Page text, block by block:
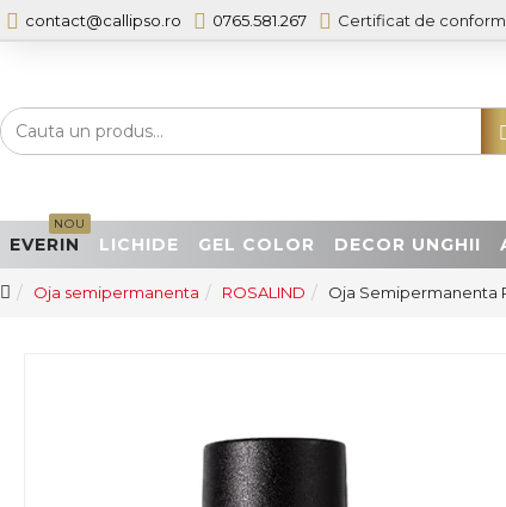
contact@callipso.ro 0765.581.267 Certificat de
EVERIN
NOU
LICHIDE GEL COLOR DECOR UNGHII
Oja semipermanenta ROSALIND Oja Semipermanenta